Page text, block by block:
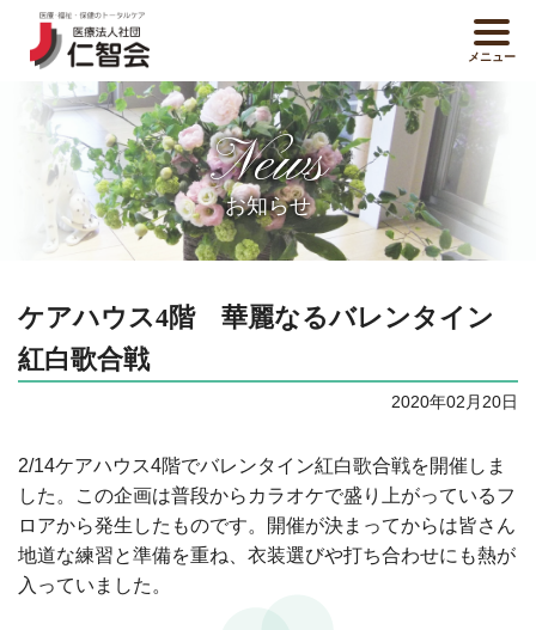
メニュー
News
お知らせ
ケアハウス4階 華麗なるバレンタイン
紅白歌合戦
2020年02月20日
2/14ケアハウス4階でバレンタイン紅白歌合戦を開催しま
した。この企画は普段からカラオケで盛り上がっているフ
ロアから発生したものです。開催が決まってからは皆さん
地道な練習と準備を重ね、衣装選びや打ち合わせにも熱が
入っていました。